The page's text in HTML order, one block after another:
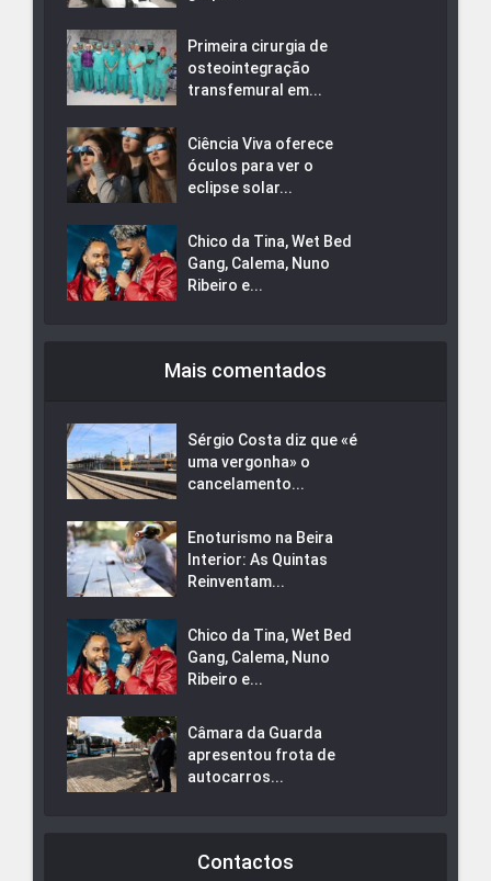
Primeira cirurgia de
osteointegração
transfemural em...
Ciência Viva oferece
óculos para ver o
eclipse solar...
Chico da Tina, Wet Bed
Gang, Calema, Nuno
Ribeiro e...
Mais comentados
Sérgio Costa diz que «é
uma vergonha» o
cancelamento...
Enoturismo na Beira
Interior: As Quintas
Reinventam...
Chico da Tina, Wet Bed
Gang, Calema, Nuno
Ribeiro e...
Câmara da Guarda
apresentou frota de
autocarros...
Contactos